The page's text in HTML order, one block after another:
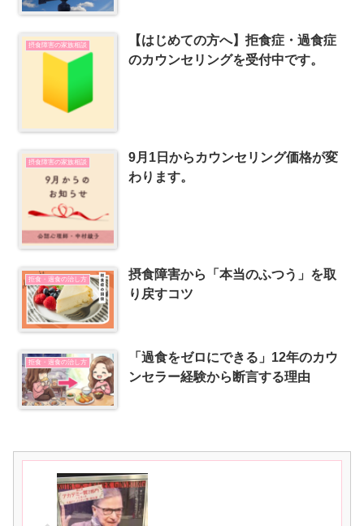
摂食障害の家族相談
【はじめての方へ】拒食症・過食症
のカウンセリングを受付中です。
摂食障害の家族相談
9月1日からカウンセリング価格が変
わります。
拒食・過食の治し方
摂食障害から「本当のふつう」を取
り戻すコツ
拒食・過食の治し方
「過食をゼロにできる」12年のカウ
ンセラー経験から断言する理由